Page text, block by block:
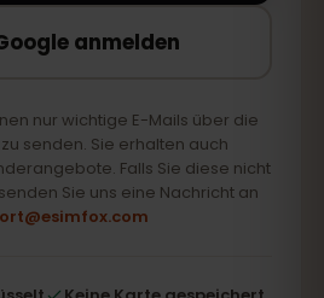
anmelden
nur wichtige E-Mails über die
senden. Sie erhalten auch
Falls Sie diese nicht
Sie uns eine Nachricht an